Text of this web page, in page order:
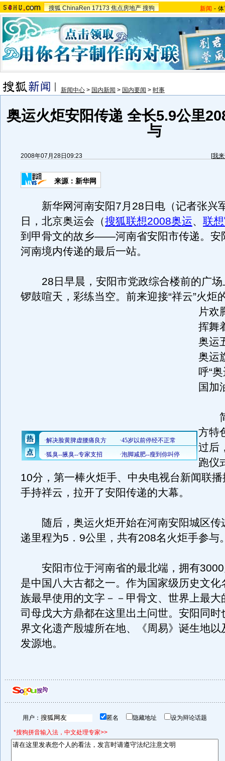
搜狐 ChinaRen 17173 焦点房地产 搜狗 新闻 -
新闻中心 > 国内新闻 > 国内要闻 > 时事
奥运火炬安阳传递 全长5.9公里
与
2008年07月28日09:23 [我
来源：新华网
新华网河南安阳7月28日电（记者张兴
日，北京奥运会（搜狐联想2008奥运、 联
到甲骨文的故乡——河南省安阳市传递。安
河南境内传递的最后一站。
28日早晨，安阳市党政综合楼前的广场
锣鼓喧天，彩练当空。 前来迎接“祥云”火炬
片欢
挥舞
奥运
奥运
呼“
国加
简
方特
过后
跑仪
10分，第一棒火炬手、中央电视台新闻联
手持祥云，拉开了安阳传递的大幕。
随后，奥运火炬开始在河南安阳城区传
递里程为5．9公里，共有208名火炬手参与
安阳市位于河南省的最北端，拥有3000
是中国八大古都之一。作为国家级历史文化
族最早使用的文字－－甲骨文、世界上最
司母戊大方鼎都在这里出土问世。安阳同时
界文化遗产殷墟所在地、《周易》诞生地以
发源地。
用户： 匿名 隐藏地址 设为辩论话题
*搜狗拼音输入法，中文处理专家>>